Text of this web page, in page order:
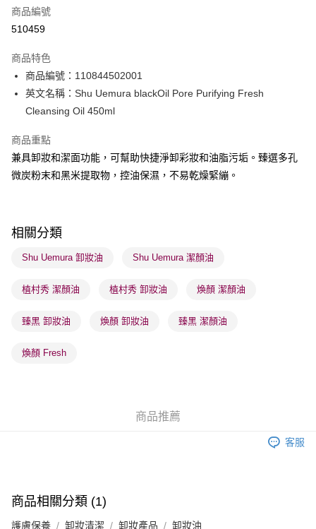
Apple Pay
PayMe
WeChat Pay
送貨方式
順豐自助櫃 - 確認發貨後1-3個工作天送達
順豐站及營業點 - 確認發貨後1-3個工作天送達
物流公司進行物流配送
取。逾期會取消訂單，並不會安排重寄
取。逾期會取消訂單，並不會安排重寄
商品編號
510459
商品特色
商品編號：110844502001
英文名稱：Shu Uemura blackOil Pore Purifying Fresh
Cleansing Oil 450ml
商品重點
兼具卸妝和潔面功能，可幫助快捷淨卸彩妝和油脂污垢。臻選多孔
微炭粉末和黑米提取物，控油保濕，不易乾燥緊繃。
相關分類
Shu Uemura 卸妝油 Shu Uemura 潔顏油
植村秀 潔顏油 植村秀 卸妝油 煥顏 潔顏油
臻黑 卸妝油 煥顏 卸妝油 臻黑 潔顏油
煥顏 Fresh
商品推薦
客服
商品相關分類 (1)
護膚保養 卸妝清潔 卸妝產品 卸妝油